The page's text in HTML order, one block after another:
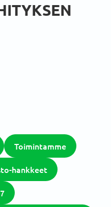
Toimintamme
hankkeet